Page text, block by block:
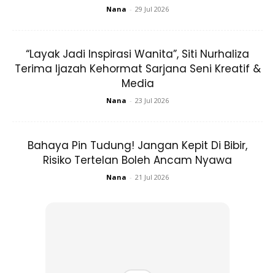
Nana - 29 Jul 2026
“Layak Jadi Inspirasi Wanita”, Siti Nurhaliza
Terima Ijazah Kehormat Sarjana Seni Kreatif &
Media
Nana - 23 Jul 2026
Bahaya Pin Tudung! Jangan Kepit Di Bibir,
Risiko Tertelan Boleh Ancam Nyawa
Nana - 21 Jul 2026